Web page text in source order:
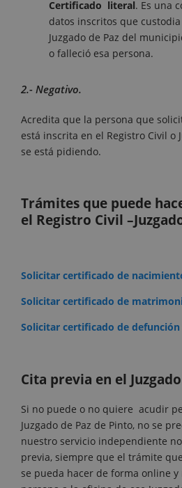
Certificado literal. Es una
datos inscritos que
Juzgado de Paz del
o falleció esa persona.
2.- Negativo.
Acredita que la persona que
está inscrita en el Registro Civil o
se está pidiendo.
Trámites que puede
el Registro Civil
Solicitar certificado de
Solicitar certificado de
Solicitar certificado de
Cita previa en el
Si no puede o no quiere acudir
Juzgado de Paz de Pinto, no se
nuestro servicio independiente
previa, siempre que el trámite
se pueda hacer de forma online